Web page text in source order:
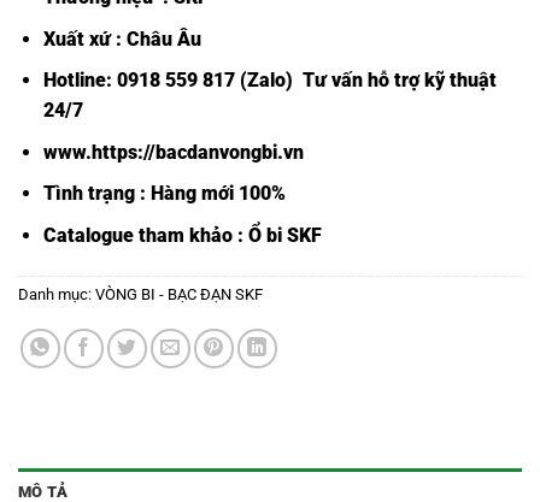
Xuất xứ : Châu Âu
Hotline: 0918 559 817 (Zalo) Tư vấn hỗ trợ kỹ thuật
24/7
www.https://bacdanvongbi.vn
Tình trạng : Hàng mới 100%
Catalogue tham khảo : Ổ bi SKF
Danh mục: VÒNG BI - BẠC ĐẠN SKF
MÔ TẢ